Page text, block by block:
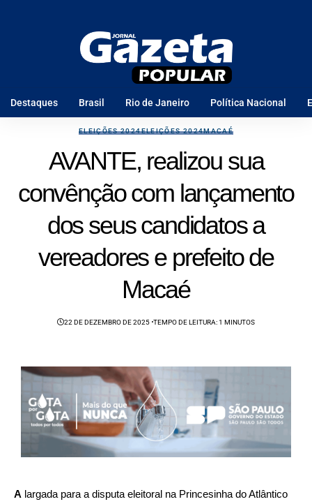
Destaques Brasil Rio de Janeiro Política Nacional
ELEIÇÕES 2024ELEIÇÕES 2024MACAÉ
AVANTE, realizou sua
convênção com lançamento
dos seus candidatos a
vereadores e prefeito de
Macaé
22 DE DEZEMBRO DE 2025 TEMPO DE LEITURA: 1 MINUTOS
A largada para a disputa eleitoral na Princesinha do Atlântico